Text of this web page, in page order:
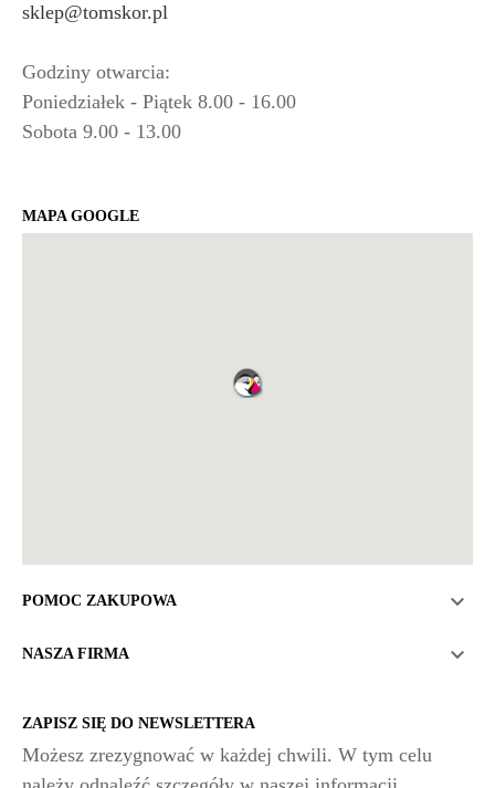
sklep@tomskor.pl
Godziny otwarcia:
Poniedziałek - Piątek 8.00 - 16.00
Sobota 9.00 - 13.00
MAPA GOOGLE
POMOC ZAKUPOWA 
NASZA FIRMA 
ZAPISZ SIĘ DO NEWSLETTERA
Możesz zrezygnować w każdej chwili. W tym celu